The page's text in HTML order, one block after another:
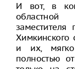
И вот, в
Химкинского
и их,
полностью